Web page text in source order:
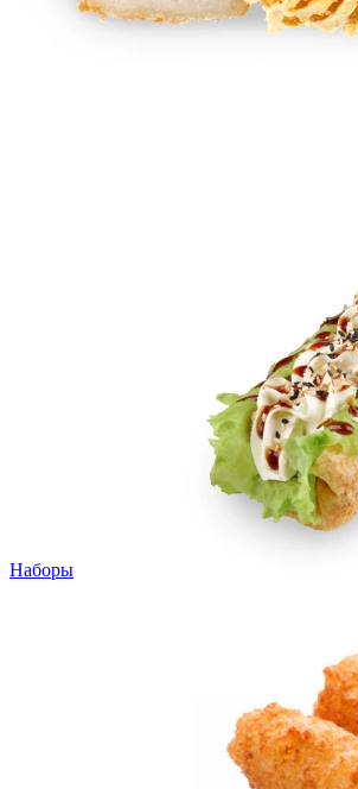
Наборы